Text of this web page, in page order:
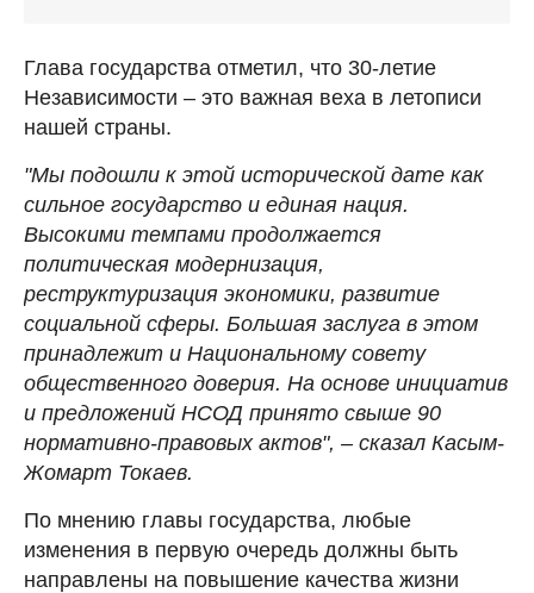
Глава государства отметил, что 30-летие
Независимости – это важная веха в летописи
нашей страны.
"Мы подошли к этой исторической дате как
сильное государство и единая нация.
Высокими темпами продолжается
политическая модернизация,
реструктуризация экономики, развитие
социальной сферы. Большая заслуга в этом
принадлежит и Национальному совету
общественного доверия. На основе инициатив
и предложений НСОД принято свыше 90
нормативно-правовых актов", – сказал Касым-
Жомарт Токаев.
По мнению главы государства, любые
изменения в первую очередь должны быть
направлены на повышение качества жизни